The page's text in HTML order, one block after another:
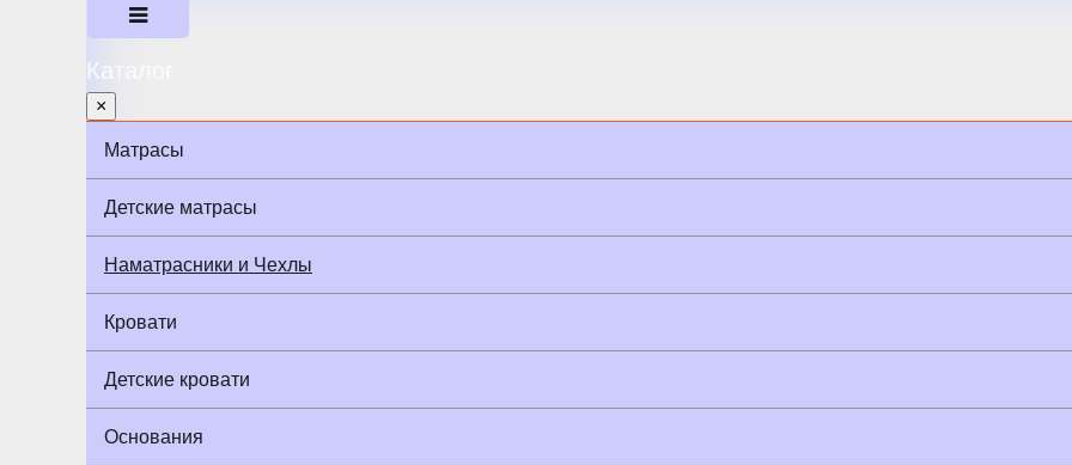
Каталог
×
Матрасы
Детские матрасы
Наматрасники и Чехлы
Кровати
Детские кровати
Основания